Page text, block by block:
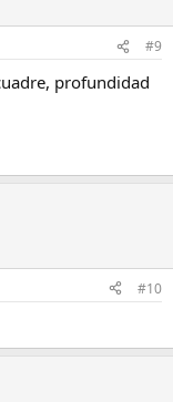
#9
profundidad
#10